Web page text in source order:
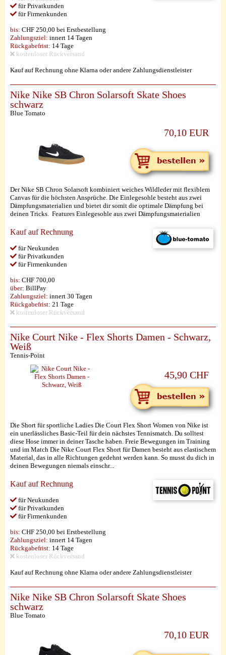
für Privatkunden
für Firmenkunden
bis: CHF 250,00 bei Erstbestellung
Zahlungsziel: innert 14 Tagen
Rückgabefrist: 14 Tage
kostenloser Rückversand
Kauf auf Rechnung ohne Klarna oder andere Zahlungsdienstleister
Nike Nike SB Chron Solarsoft Skate Shoes
schwarz
Blue Tomato
70,10 EUR
Der Nike SB Chron Solarsoft kombiniert weiches Wildleder mit flexiblem
Canvas für die höchsten Ansprüche. Die Einlegesohle besteht aus zwei
Dämpfungsmaterialien und bietet dir somit die optimale Dämpfung bei
deinen Tricks. Features Einlegesohle aus zwei Dämpfungsmaterialien
Kauf auf Rechnung
für Neukunden
für Privatkunden
für Firmenkunden
bis: CHF 700,00
über: BillPay
Zahlungsziel: innert 30 Tagen
Rückgabefrist: 21 Tage
kostenloser Rückversand
Nike Court Nike - Flex Shorts Damen - Schwarz,
Weiß
Tennis-Point
45,90 CHF
Die Short für sportliche Ladies Die Court Flex Short Women von Nike ist
ein unerlässliches Basic-Teil für dein nächstes Tennismatch. Du solltest
diese Hose immer in deiner Tasche haben. Freie Bewegungen im Training
und im Match Die Nike Court Flex Short für Damen besteht aus elastischem
Material, das in alle Richtungen gedehnt werden kann. So musst du dich in
deinen Bewegungen niemals einschr...
Kauf auf Rechnung
für Neukunden
für Privatkunden
für Firmenkunden
bis: CHF 250,00 bei Erstbestellung
Zahlungsziel: innert 14 Tagen
Rückgabefrist: 14 Tage
kostenloser Rückversand
Kauf auf Rechnung ohne Klarna oder andere Zahlungsdienstleister
Nike Nike SB Chron Solarsoft Skate Shoes
schwarz
Blue Tomato
70,10 EUR